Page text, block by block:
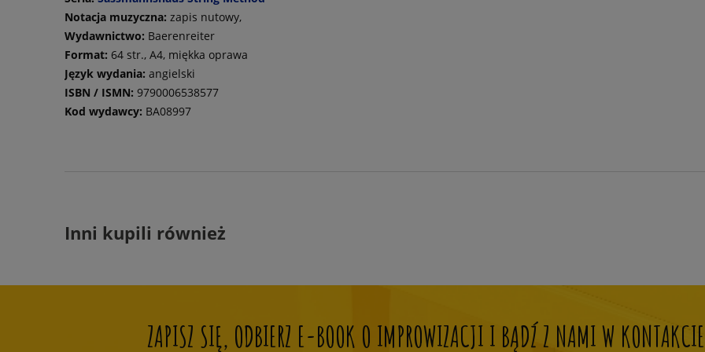
Notacja muzyczna: zapis nutowy,
Wydawnictwo: Baerenreiter
Format: 64 str., A4, miękka oprawa
Język wydania: angielski
ISBN / ISMN: 9790006538577
Kod wydawcy: BA08997
Inni kupili również
ZAPISZ SIĘ, ODBIERZ E-BOOK O IMPROWIZACJI I BĄDŹ Z NAMI W